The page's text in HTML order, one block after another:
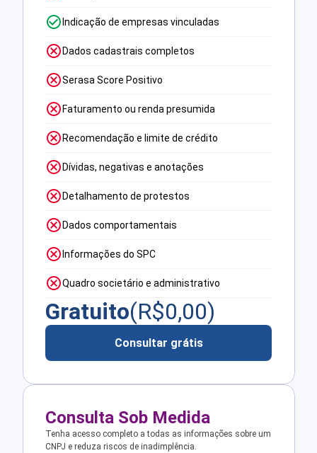
Indicação de empresas vinculadas
Dados cadastrais completos
Serasa Score Positivo
Faturamento ou renda presumida
Recomendação e limite de crédito
Dívidas, negativas e anotações
Detalhamento de protestos
Dados comportamentais
Informações do SPC
Quadro societário e administrativo
Gratuito(R$0,00)
Consultar grátis
Consulta Sob Medida
Tenha acesso completo a todas as informações sobre um
CNPJ e reduza riscos de inadimplência.